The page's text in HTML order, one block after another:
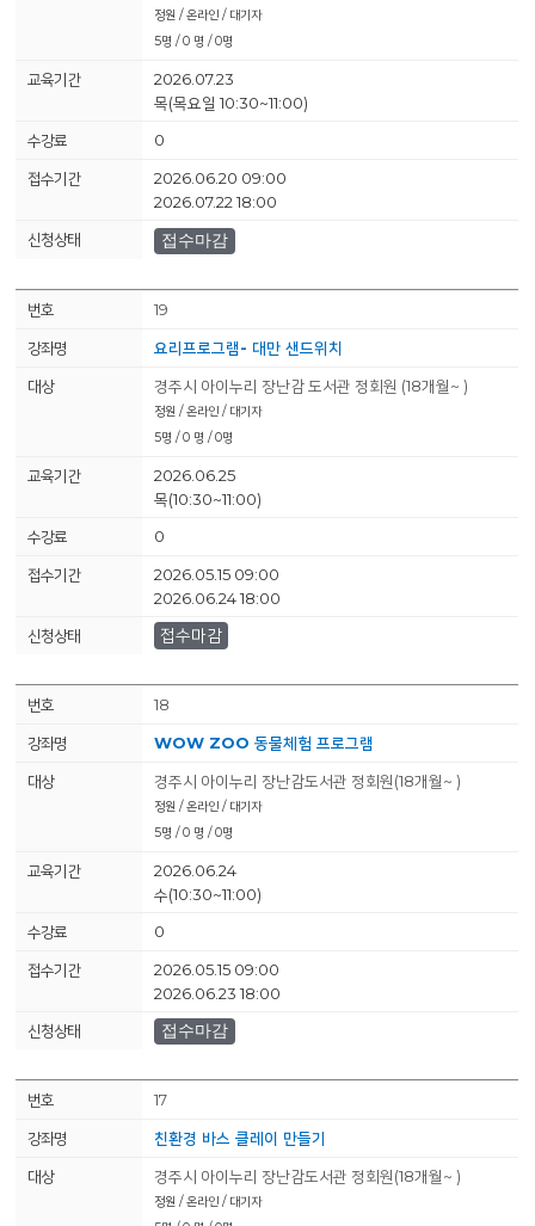
정원 / 온라인 / 대기자
5명 / 0 명 / 0명
2026.07.23
목(목요일 10:30~11:00)
0
2026.06.20 09:00
2026.07.22 18:00
접수마감
19
요리프로그램- 대만 샌드위치
경주시 아이누리 장난감 도서관 정회원 (18개월~ )
정원 / 온라인 / 대기자
5명 / 0 명 / 0명
2026.06.25
목(10:30~11:00)
0
2026.05.15 09:00
2026.06.24 18:00
접수마감
18
WOW ZOO 동물체험 프로그램
경주시 아이누리 장난감도서관 정회원(18개월~ )
정원 / 온라인 / 대기자
5명 / 0 명 / 0명
2026.06.24
수(10:30~11:00)
0
2026.05.15 09:00
2026.06.23 18:00
접수마감
17
친환경 바스 클레이 만들기
경주시 아이누리 장난감도서관 정회원(18개월~ )
정원 / 온라인 / 대기자